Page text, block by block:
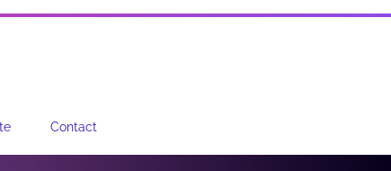
Contact